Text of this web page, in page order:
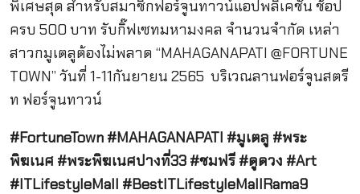
พิเศษสุด สำหรับสมาชิกฟอร์จูนทาวน์แอปพลิเคชั่น ช้อป
ครบ 500 บาท รับกิ๊ฟเซทมหามงคล จำนวนจำกัด เหล่า
สาวกมูเตลูต้องไม่พลาด “MAHAGANAPATI @FORTUNE
TOWN” วันที่ 1-11กันยายน 2565 บริเวณลานฟอร์จูนสตรี
ท ฟอร์จูนทาวน์
#FortuneTown #MAHAGANAPATI #มูเตลู #พระ
พิฆเนศ #พระพิฆเนศปางที่33 #ชมฟรี #ดูดวง #Art
#ITLifestyleMall #BestITLifestyleMallRama9